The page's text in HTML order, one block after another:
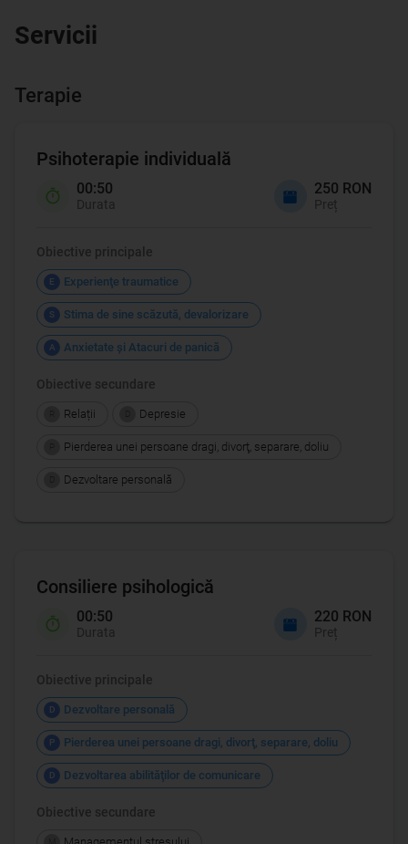
Servicii
Terapie
Psihoterapie individuală
00:50
Durata
250 RON
Preț
Obiective principale
E Experienţe traumatice
S Stima de sine scăzută, devalorizare
A Anxietate şi Atacuri de panică
Obiective secundare
Relații Depresie
Pierderea unei persoane dragi, divorţ, separare, doliu
Dezvoltare personală
Consiliere psihologică
00:50
Durata
220 RON
Preț
Obiective principale
D Dezvoltare personală
P Pierderea unei persoane dragi, divorţ, separare, doliu
D Dezvoltarea abilităţilor de comunicare
Obiective secundare